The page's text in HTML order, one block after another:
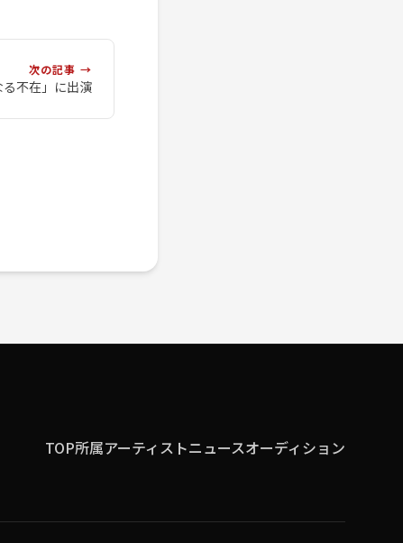
次の記事 →
不在」に出演
TOP所属アーティストニュースオーディション